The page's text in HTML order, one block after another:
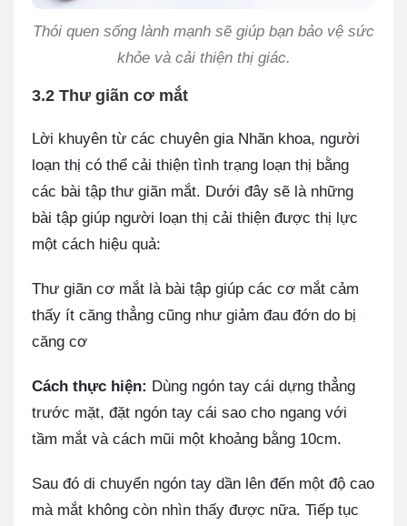
Thói quen sống lành mạnh sẽ giúp bạn bảo vệ sức
khỏe và cải thiện thị giác.
3.2 Thư giãn cơ mắt
Lời khuyên từ các chuyên gia Nhãn khoa, người
loạn thị có thể cải thiện tình trạng loạn thị bằng
các bài tập thư giãn mắt. Dưới đây sẽ là những
bài tập giúp người loạn thị cải thiện được thị lực
một cách hiệu quả:
Thư giãn cơ mắt là bài tập giúp các cơ mắt cảm
thấy ít căng thẳng cũng như giảm đau đớn do bị
căng cơ
Cách thực hiện: Dùng ngón tay cái dựng thẳng
trước mặt, đặt ngón tay cái sao cho ngang với
tầm mắt và cách mũi một khoảng bằng 10cm.
Sau đó di chuyển ngón tay dần lên đến một độ cao
mà mắt không còn nhìn thấy được nữa. Tiếp tục